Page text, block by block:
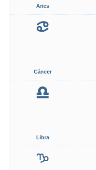
Aries
Cáncer
Libra